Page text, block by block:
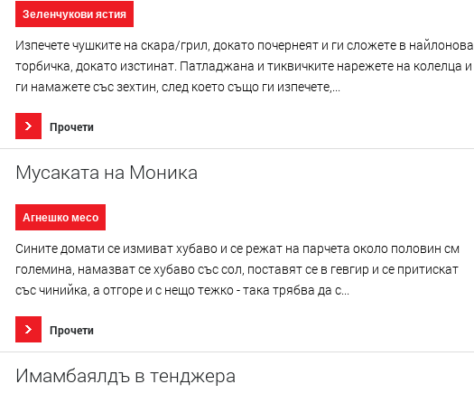
Зеленчукови ястия
Изпечете чушките на скара/грил, докато почернеят и ги сложете в найлонова
торбичка, докато изстинат. Патладжана и тиквичките нарежете на колелца и
ги намажете със зехтин, след което също ги изпечете,...
Прочети
Мусаката на Моника
Агнешко месо
Сините домати се измиват хубаво и се режат на парчета около половин см
големина, намазват се хубаво със сол, поставят се в гевгир и се притискат
със чинийка, а отгоре и с нещо тежко - така трябва да с...
Прочети
Имамбаялдъ в тенджера